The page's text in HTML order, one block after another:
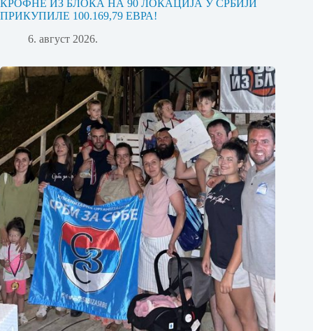
КРОФНЕ ИЗ БЛОКА НА 90 ЛОКАЦИЈА У СРБИЈИ
ПРИКУПИЛЕ 100.169,79 ЕВРА!
6. август 2026.